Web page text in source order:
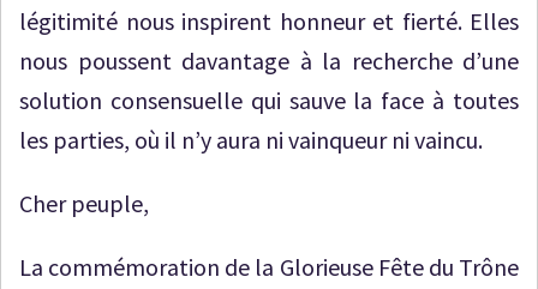
légitimité nous inspirent honneur et fierté. Elles
nous poussent davantage à la recherche d’une
solution consensuelle qui sauve la face à toutes
les parties, où il n’y aura ni vainqueur ni vaincu.
Cher peuple,
La commémoration de la Glorieuse Fête du Trône